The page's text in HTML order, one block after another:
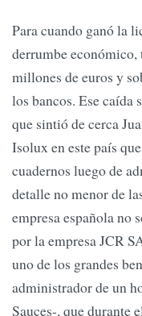
Para cuando ganó la
derrumbe económico,
millones de euros y
los bancos. Ese
que sintió de cerca
Isolux en este país
cuadernos luego de
detalle no menor de
empresa española
por la empresa JCR
uno de los grandes
administrador de un
Sauces-, que durante